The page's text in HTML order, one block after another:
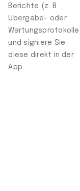
Berichte (z. B.
Übergabe- oder
und signiere Sie
diese direkt in der
App